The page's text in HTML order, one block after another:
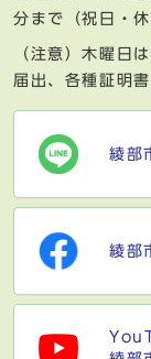
分まで（祝日・
（注意）木曜日
届出、各種証明
綾部
綾部